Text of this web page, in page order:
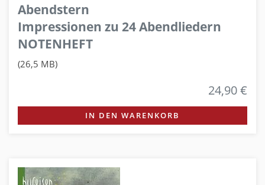
Abendstern
Impressionen zu 24 Abendliedern
NOTENHEFT
(26,5 MB)
24,90 €
IN DEN WARENKORB